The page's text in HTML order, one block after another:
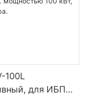
100L
для ИБП